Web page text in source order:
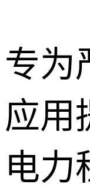
专为
应用
电力
深圳租赁服
惠州租赁服
务
东莞租赁服